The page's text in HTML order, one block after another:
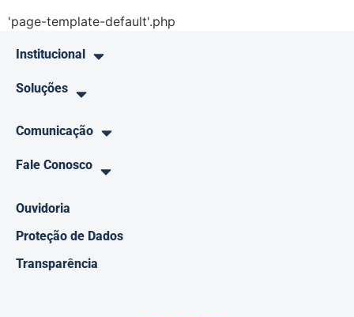
'page-template-default'.php
Institucional
Soluções
Comunicação
Fale Conosco
Ouvidoria
Proteção de Dados
Transparência